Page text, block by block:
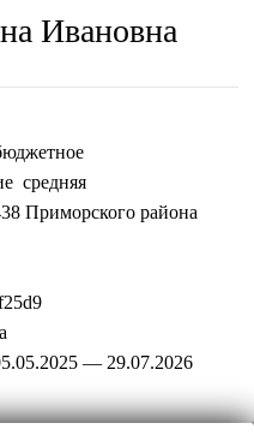
Ивановна
средняя
Приморского района
— 29.07.2026